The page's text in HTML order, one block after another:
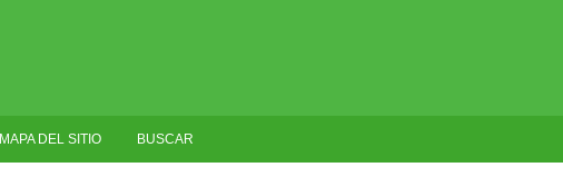
MAPA DEL SITIO BUSCAR